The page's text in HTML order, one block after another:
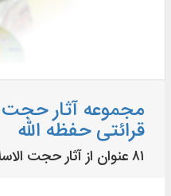
مجموعه آثار حجت
قرائتی حفظه الله
۸۱ عنوان از آثار حجت الاسلام و المسلمین قرائتی